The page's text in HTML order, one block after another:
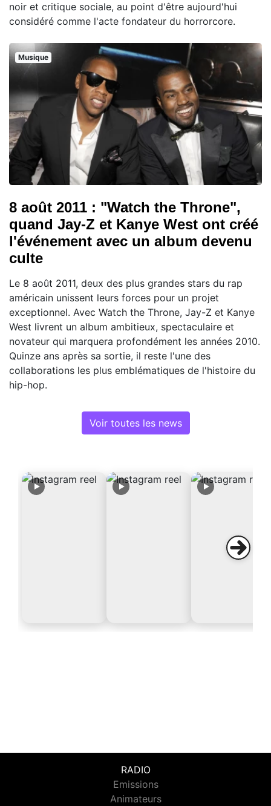
noir et critique sociale, au point d'être aujourd'hui
considéré comme l'acte fondateur du horrorcore.
Musique
8 août 2011 : "Watch the Throne",
quand Jay-Z et Kanye West ont créé
l'événement avec un album devenu
culte
Le 8 août 2011, deux des plus grandes stars du rap
américain unissent leurs forces pour un projet
exceptionnel. Avec Watch the Throne, Jay-Z et Kanye
West livrent un album ambitieux, spectaculaire et
novateur qui marquera profondément les années 2010.
Quinze ans après sa sortie, il reste l'une des
collaborations les plus emblématiques de l'histoire du
hip-hop.
Voir toutes les news
RADIO
Emissions
Animateurs